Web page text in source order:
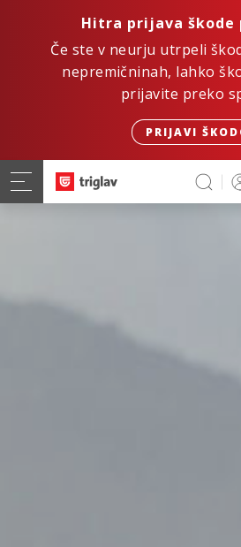
Hitra prijava škode
Če ste v neurju utrpeli
nepremičninah, lahko
prijavite preko
PRIJAVI